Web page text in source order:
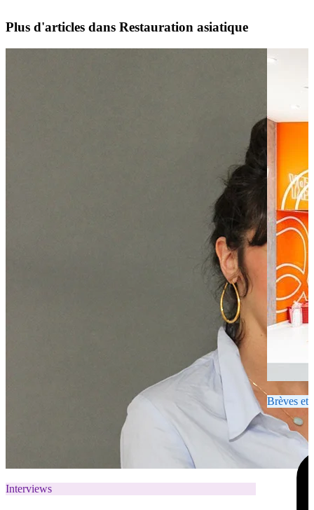
Plus d'articles dans Restauration asiatique
Interviews
Brèves et